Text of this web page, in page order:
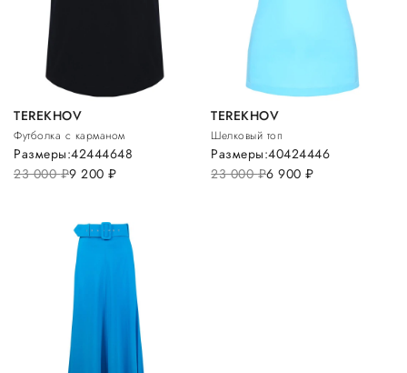
TEREKHOV
Футболка с карманом
23 000руб.9 200 руб.
Размеры:42444648
TEREKHOV
Шелковый топ
23 000руб.6 900руб.
Размеры:40424446